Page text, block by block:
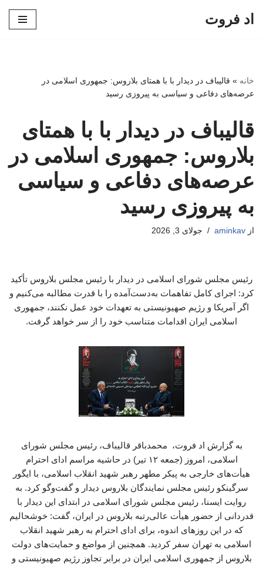
اد فروت
خانه » قالیباف در دیدار با با همتای بلاروس: جمهوری اسلامی در
عرصه‌های دفاعی و سیاسی به پیروزی رسید
قالیباف در دیدار با با همتای
بلاروس: جمهوری اسلامی در
عرصه‌های دفاعی و سیاسی
به پیروزی رسید
از aminkav جولای 3, 2026
رئیس مجلس شورای اسلامی در دیدار با رئیس مجلس بلاروس تأکید
کرد: اجرای کامل تفاهمات به‌دست‌آمده را با قدرت مطالبه می‌کنیم و
اگر آمریکا و رژیم صهیونیستی به تعهدات خود عمل نکنند، جمهوری
اسلامی ایران اقدامات متناسب خود را از سر خواهد گرفت.
به گزارش اد فروت، محمدباقر قالیباف، رئیس مجلس شورای
اسلامی، امروز (جمعه ۱۲ تیر) در حاشیه مراسم ادای احترام
هیأت‌های خارجی به پیکر مطهر رهبر شهید انقلاب اسلامی، با ایگور
سرگینکو رئیس مجلس نمایندگان بلاروس دیدار و گفت‌وگو کرد. به
روایت ایسنا، رئیس مجلس شورای اسلامی در ابتدای این دیدار با
قدردانی از حضور هیأت عالی‌رتبه بلاروس در ایران، گفت: خوشحالیم
که در این روزهای اندوه، برای ادای احترام به رهبر شهید انقلاب
اسلامی به تهران سفر کردید. همچنین از مواضع و حمایت‌های دولت
بلاروس از جمهوری اسلامی ایران در برابر تجاوز رژیم صهیونیستی و